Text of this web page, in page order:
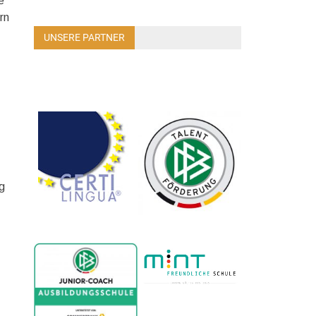
UNSERE PARTNER